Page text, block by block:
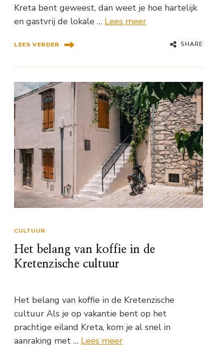
Kreta bent geweest, dan weet je hoe hartelijk
en gastvrij de lokale … Lees meer
LEES VERDER SHARE
CULTUUR
Het belang van koffie in de
Kretenzische cultuur
Het belang van koffie in de Kretenzische
cultuur Als je op vakantie bent op het
prachtige eiland Kreta, kom je al snel in
aanraking met … Lees meer